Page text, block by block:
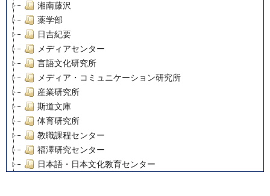
湘南藤沢
薬学部
日吉紀要
メディアセンター
言語文化研究所
メディア・コミュニケーション研究所
産業研究所
斯道文庫
体育研究所
教職課程センター
福澤研究センター
日本語・日本文化教育センター